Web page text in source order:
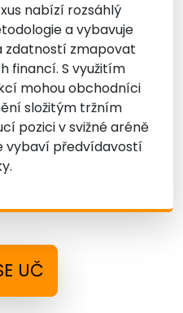
nabízí rozsáhlý
a vybavuje
zdatností zmapovat
financí. S využitím
mohou obchodníci
složitým tržním
pozici v svižné aréně
vybaví předvídavostí
UČ